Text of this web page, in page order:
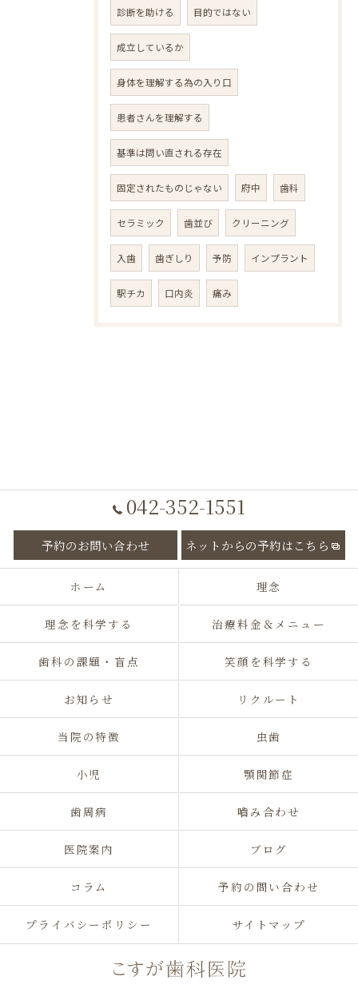
診断を助ける 目的ではない
成立しているか
身体を理解する為の入り口
患者さんを理解する
基準は問い直される存在
固定されたものじゃない 府中 歯科
セラミック 歯並び クリーニング
入歯 歯ぎしり 予防 インプラント
駅チカ 口内炎 痛み
042-352-1551
予約のお問い合わせ ネットからの予約はこちら
ホーム 理念
理念を科学する 治療料金＆メニュー
歯科の課題・盲点 笑顔を科学する
お知らせ リクルート
当院の特徴 虫歯
小児 顎関節症
歯周病 嚙み合わせ
医院案内 ブログ
コラム 予約の問い合わせ
プライバシーポリシー サイトマップ